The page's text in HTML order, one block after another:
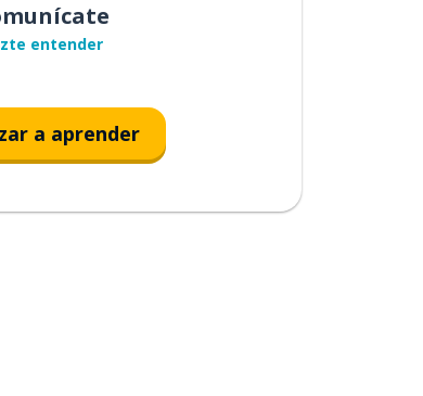
entender
a aprender